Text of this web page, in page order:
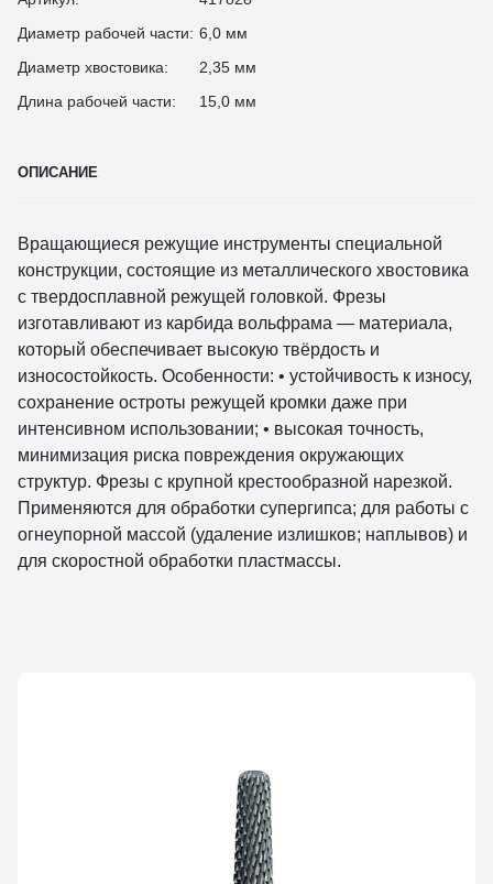
Диаметр рабочей части: 6,0 мм
Диаметр хвостовика:
2,35 мм
Длина рабочей части:
15,0 мм
ОПИСАНИЕ
Вращающиеся режущие инструменты специальной
конструкции, состоящие из металлического хвостовика
с твердосплавной режущей головкой. Фрезы
изготавливают из карбида вольфрама — материала,
который обеспечивает высокую твёрдость и
износостойкость. Особенности: • устойчивость к износу,
сохранение остроты режущей кромки даже при
интенсивном использовании; • высокая точность,
минимизация риска повреждения окружающих
структур. Фрезы с крупной крестообразной нарезкой.
Применяются для обработки супергипса; для работы с
огнеупорной массой (удаление излишков; наплывов) и
для скоростной обработки пластмассы.